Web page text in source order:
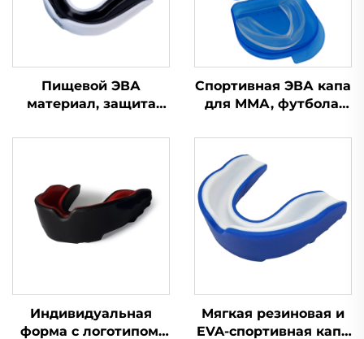
Пищевой ЭВА
материал, защита
брекетов, боксерская
спортивные капы для
зубов
Спортивная ЭВА капа
для ММА, футбола,
защита для зубов,
зубная капа
Индивидуальная
форма с логотипом,
Мягкая резиновая и
EVA-спортивная капа